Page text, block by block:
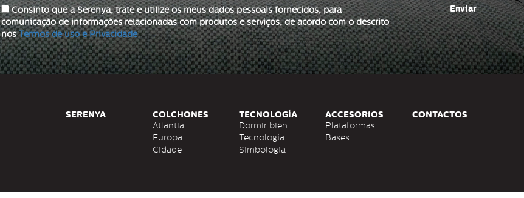
Consinto que a Serenya, trate e utilize os meus dados pessoais fornecidos, para
comunicação de informações relacionadas com produtos e serviços, de acordo com o descrito
nosTermos de uso e Privacidade
Enviar
SERENYA COLCHONES
Atlantia
Europa
Cidade
TECNOLOGÍA
Dormir bien
Tecnología
Simbología
ACCESORIOS
Plataformas
Bases
CONTACTOS